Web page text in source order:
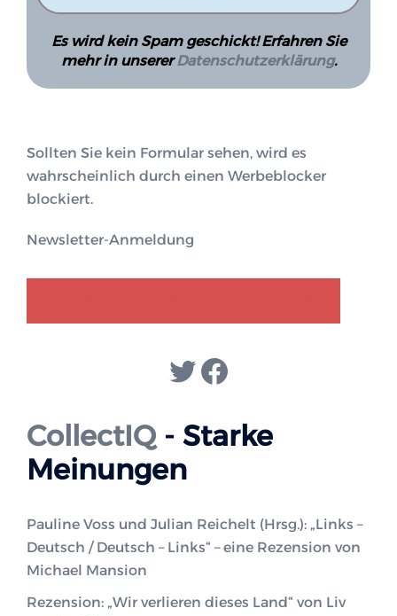
Es wird kein Spam geschickt! Erfahren Sie
mehr in unsererDatenschutzerklärung.
Sollten Sie kein Formular sehen, wird es
wahrscheinlich durch einen Werbeblocker
blockiert.
Newsletter-Anmeldung
Twitter
Facebook
CollectIQ- Starke
Meinungen
Pauline Voss und Julian Reichelt (Hrsg.): „Links –
Deutsch / Deutsch – Links“ – eine Rezension von
Michael Mansion
Rezension: „Wir verlieren dieses Land“ von Liv